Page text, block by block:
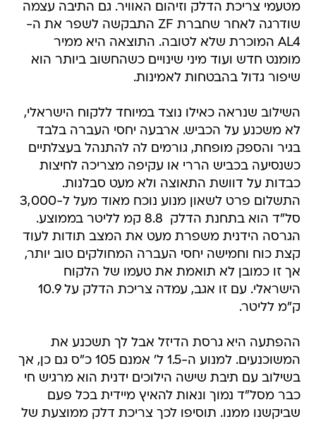
מטעמי צריכת הדלק וזיהום האוויר. גם התיבה עצמה
שודרגה לאחר שחברת ZF התבקשה לשפר את ה-
AL4 המוכרת שלא לטובה. התוצאה היא ממיר
מומנט חדש ועוד מיני שינויים כשהחשוב ביותר הוא
שיפור גדול בהבטחות לאמינות.
השילוב שנראה כאילו נוצד במיוחד ללקוח הישראלי,
לא משכנע על הכביש. ארבעה יחסי העברה בלבד
בגיר והספק מופחת, גורמים לה להתנהל בעצלתיים
כשנסיעה בכביש הררי או עקיפה מצריכה לחיצות
כבדות על דוושת התאוצה ולא מעט סבלנות.
התשלום פרט לשאון מנוע נוכח מאוד מעל ל-3,000
סל"ד הוא בתחנת הדלק  8.8 קמ לליטר בממוצע.
הגרסה הידנית משפרת מעט את המצב תודות לעוד
קצת כוח וחמישה יחסי העברה המחולקים טוב יותר,
אך זו כמובן לא תואמת את טעמו של הלקוח
הישראלי. עם זו אגב, עמדה צריכת הדלק על 10.9
ק"מ לליטר.
ההפתעה היא גרסת הדיזל אבל לך תשכנע את
המשוכנעים. למנוע ה-1.5 ל' אמנם 105 כ"ס גם כן, אך
בשילוב עם תיבת שישה הילוכים ידנית הוא מרגיש חי
כבר מסל"ד נמוך ונאות להאיץ מיידית בכל פעם
שביקשנו ממנו. תוסיפו לכך צריכת דלק ממוצעת של